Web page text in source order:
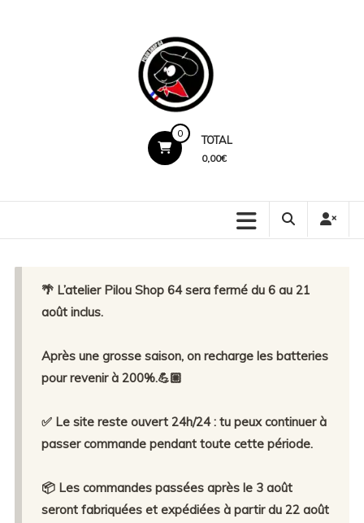
premium.
Service
humain.
0
TOTAL
0,00€
🌴 L’atelier Pilou Shop 64 sera fermé du 6 au 21
août inclus.
Après une grosse saison, on recharge les batteries
pour revenir à 200%.💪🏼
✅ Le site reste ouvert 24h/24 : tu peux continuer à
passer commande pendant toute cette période.
📦 Les commandes passées après le 3 août
seront fabriquées et expédiées à partir du 22 août